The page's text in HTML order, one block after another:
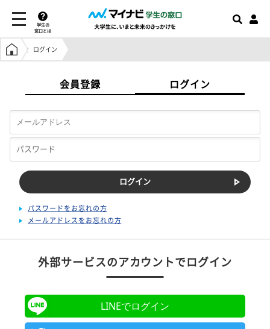
学生の
窓口とは
学生の窓口トップ
ログイン
会員登録 ログイン
パスワードをお忘れの方
メールアドレスをお忘れの方
外部サービスのアカウントでログイン
LINEでログイン